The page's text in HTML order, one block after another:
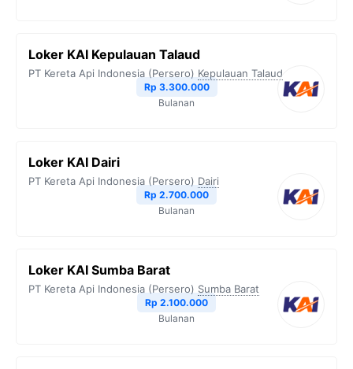
Loker KAI Kepulauan Talaud
PT Kereta Api Indonesia (Persero) Kepulauan Talaud
Rp 3.300.000
Bulanan
Loker KAI Dairi
PT Kereta Api Indonesia (Persero) Dairi
Rp 2.700.000
Bulanan
Loker KAI Sumba Barat
PT Kereta Api Indonesia (Persero) Sumba Barat
Rp 2.100.000
Bulanan